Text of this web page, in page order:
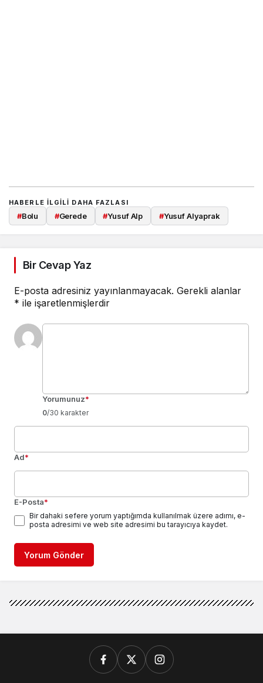
HABERLE ILGILI DAHA FAZLASI
#Bolu #Gerede #Yusuf Alp #Yusuf Alyaprak
Bir Cevap Yaz
E-posta adresiniz yayınlanmayacak. Gerekli alanlar
* ile işaretlenmişlerdir
Yorumunuz*
0/30 karakter
Ad*
E-Posta*
Bir dahaki sefere yorum yaptığımda kullanılmak üzere adımı, e-
posta adresimi ve web site adresimi bu tarayıcıya kaydet.
Yorum Gönder